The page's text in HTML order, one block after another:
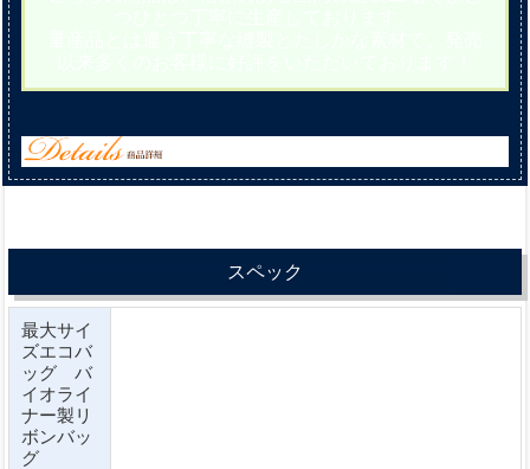
スペック
最大サイ
ズエコバ
ッグ バ
イオライ
ナー製リ
ボンバッ
グ